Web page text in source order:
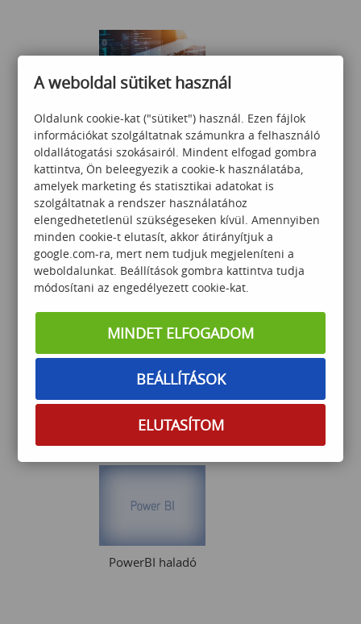
Nyelvfüggetlen
programozás–alapok
125 000Ft
®
tanfolyam és vizsga csomag
554 500Ft
PowerBI haladó
A weboldal sütiket használ
Oldalunk cookie-kat ("sütiket") használ. Ezen fájlok
információkat szolgáltatnak számunkra a felhasználó
oldallátogatási szokásairól. Mindent elfogad gombra
kattintva, Ön beleegyezik a cookie-k használatába,
amelyek marketing és statisztikai adatokat is
szolgáltatnak a rendszer használatához
elengedhetetlenül szükségeseken kívül. Amennyiben
minden cookie-t elutasít, akkor átirányítjuk a
google.com-ra, mert nem tudjuk megjeleníteni a
weboldalunkat. Beállítások gombra kattintva tudja
módosítani az engedélyezett cookie-kat.
MINDET ELFOGADOM
BEÁLLÍTÁSOK
ELUTASÍTOM